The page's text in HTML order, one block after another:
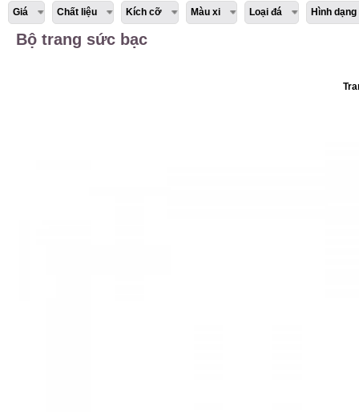
Giá Chất liệu Kích cỡ Màu xi Loại đá Hình dạng
Bộ trang sức bạc